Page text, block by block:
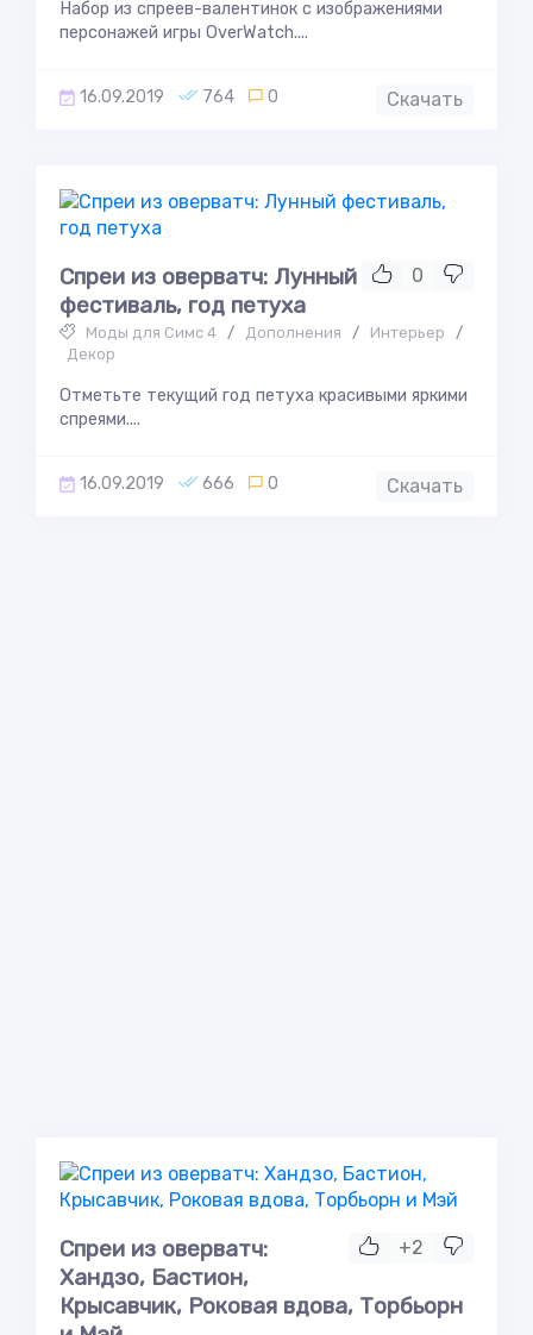
Набор из спреев-валентинок с изображениями
персонажей игры OverWatch....
16.09.2019 764 0 Скачать
0
Спреи из оверватч: Лунный
фестиваль, год петуха
Моды для Симс 4 / Дополнения / Интерьер
/
Декор
Отметьте текущий год петуха красивыми яркими
спреями....
16.09.2019 666 0 Скачать
+2
Спреи из оверватч:
Хандзо, Бастион,
Крысавчик, Роковая вдова, Торбьорн